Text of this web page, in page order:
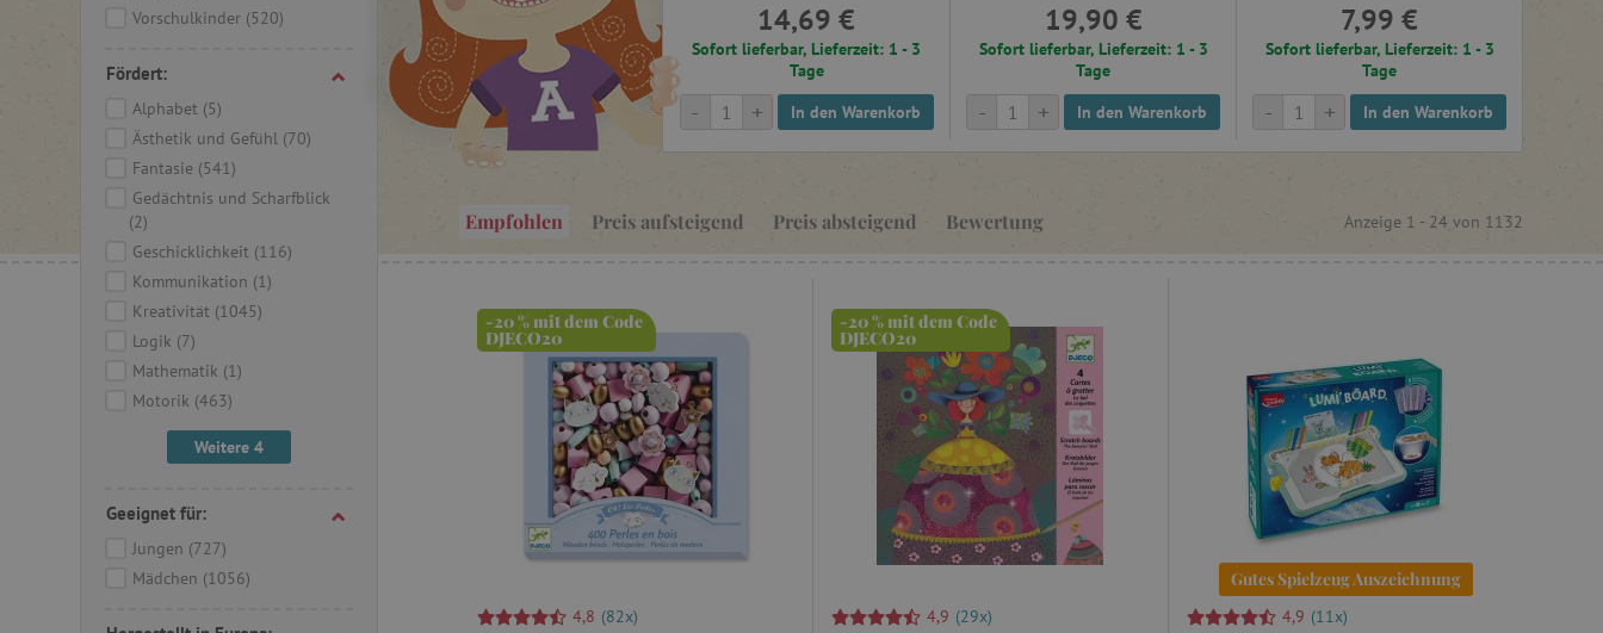
Vorschulkinder (520)
Fördert:
Alphabet (5)
Ästhetik und Gefühl (70)
Fantasie (541)
Gedächtnis und Scharfblick
(2)
Geschicklichkeit (116)
Kommunikation (1)
Kreativität (1045)
Logik (7)
Mathematik (1)
Motorik (463)
Weitere 4
Geeignet für:
Jungen (727)
Mädchen (1056)
14,69 €
Sofort lieferbar, Lieferzeit: 1 - 3
Tage
+
- In den Warenkorb
19,90 €
Sofort lieferbar, Lieferzeit: 1 - 3
Tage
+
- In den Warenkorb
7,99 €
Sofort lieferbar, Lieferzeit: 1 - 3
Tage
+
- In den Warenkorb
Empfohlen Preis aufsteigend Preis absteigend Bewertung Anzeige 1 - 24 von 1132
-20 % mit dem Code
DJECO20
4,8 (82x)
-20 % mit dem Code
DJECO20
4,9 (29x)
Gutes Spielzeug Auszeichnung
4,9 (11x)